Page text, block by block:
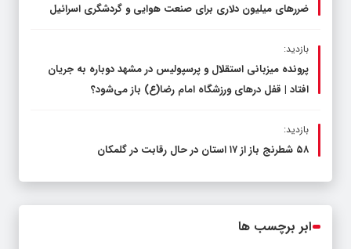
ضررهای میلیون دلاری برای صنعت هوایی و گردشگری اسرائیل
بازدید:
پرونده میزبانی استقلال و پرسپولیس در مشهد دوباره به جریان
افتاد | قفل در‌های ورزشگاه امام رضا(ع) باز می‌شود؟
بازدید:
۵۸ شطرنج‌ باز از ۱۷ استان در حال رقابت در گلمکان
ابر برچسب ها